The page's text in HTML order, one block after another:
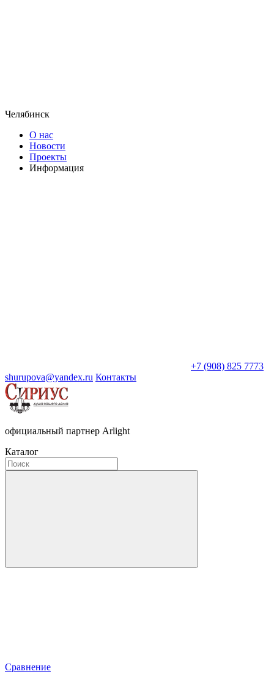
Челябинск
О нас
Новости
Проекты
Информация
+7 (908) 825 7773
shurupova@yandex.ru Контакты
официальный партнер Arlight
Каталог
Сравнение